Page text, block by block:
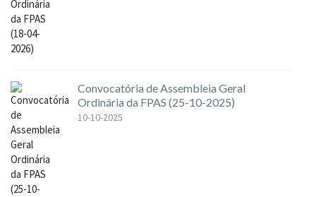
Convocatória de Assembleia Geral
Ordinária da FPAS (25-10-2025)
10-10-2025